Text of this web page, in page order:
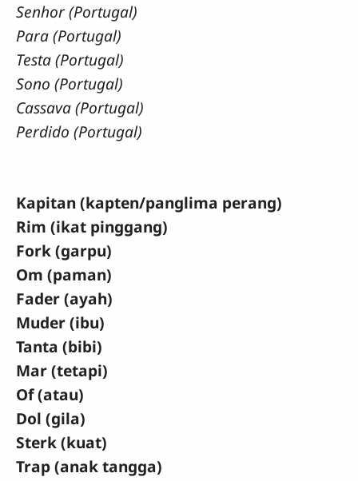
Senhor (Portugal)
Para (Portugal)
Testa (Portugal)
Sono (Portugal)
Cassava (Portugal)
Perdido (Portugal)
Kapitan (kapten/panglima perang)
Rim (ikat pinggang)
Fork (garpu)
Om (paman)
Fader (ayah)
Muder (ibu)
Tanta (bibi)
Mar (tetapi)
Of (atau)
Dol (gila)
Sterk (kuat)
Trap (anak tangga)